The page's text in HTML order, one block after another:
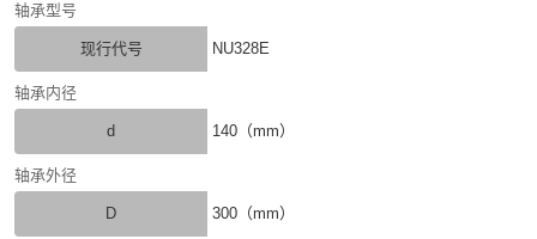
轴承型号
现行代号 NU328E
轴承内径
d 140（mm）
轴承外径
D 300（mm）